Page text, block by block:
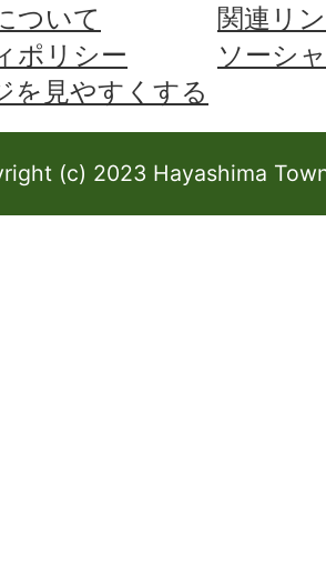
ついて
関連リ
ポリシー
ソーシ
を見やすくする
(c) 2023 Hayashima